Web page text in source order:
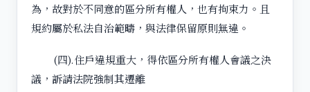
為，故對於不同意的區分所有權人，也有拘束力。且
規約屬於私法自治範疇，與法律保留原則無違。
(四).住戶違規重大，得依區分所有權人會議之決
議，訴請法院強制其遷離